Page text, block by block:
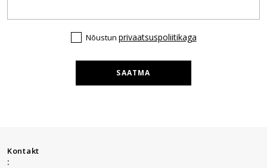
Nõustun privaatsuspoliitikaga
SAATMA
Kontakt
: